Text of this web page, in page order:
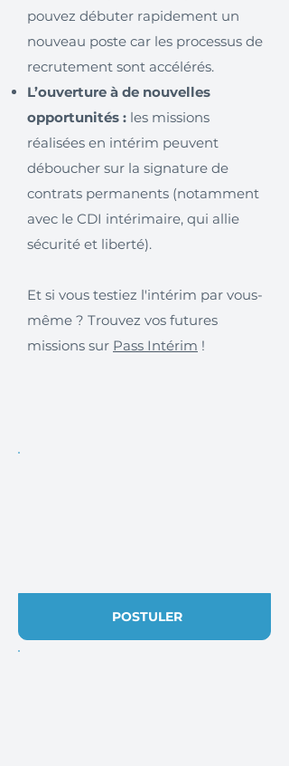
pouvez débuter rapidement un
nouveau poste car les processus de
recrutement sont accélérés.
L’ouverture à de nouvelles
opportunités : les missions
réalisées en intérim peuvent
déboucher sur la signature de
contrats permanents (notamment
avec le CDI intérimaire, qui allie
sécurité et liberté).
Et si vous testiez l'intérim par vous-
même ? Trouvez vos futures
missions sur Pass Intérim !
POSTULER